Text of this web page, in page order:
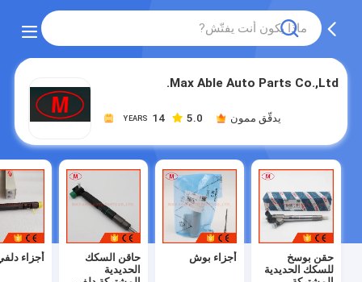
Max Able Auto Parts Co.,Ltd.
14
YEARS 5.0 يدقّق ممون
حقن بوسخ
للسكك الحديدية
أجزاء بوش
حاقن السكك
الحديدية
أجزاء